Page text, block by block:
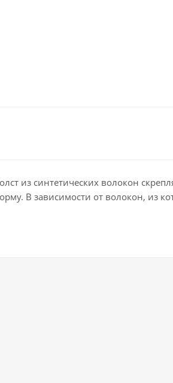
из синтетических волокон
В зависимости от волокон, из